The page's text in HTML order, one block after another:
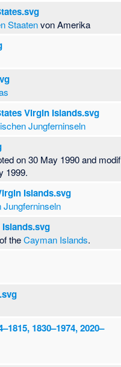
Staatenvon Amerika
Virgin Islands.svg
Jungferninseln
on 30 May 1990 and
1999.
Islands.svg
Jungferninseln
theCayman Islands.
1830–1974, 2020–